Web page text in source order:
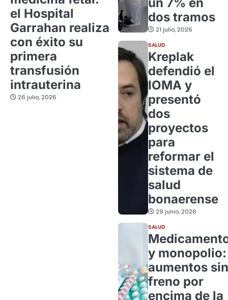
el Hospital
Garrahan realiza
con éxito su
primera
transfusión
intrauterina
26 julio, 2026
dos tramos
21 julio, 2026
SALUD
Kreplak
defendió el
IOMA y
presentó
dos
proyectos
para
reformar el
sistema de
salud
bonaerense
29 junio, 2026
SALUD
y monopolio:
aumentos sin
freno por
encima de la